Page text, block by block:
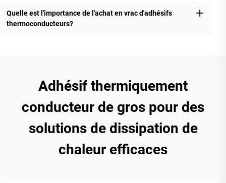
Quelle est l'importance de l'achat en vrac d'adhésifs
thermoconducteurs?
Adhésif thermiquement
conducteur de gros pour des
solutions de dissipation de
chaleur efficaces